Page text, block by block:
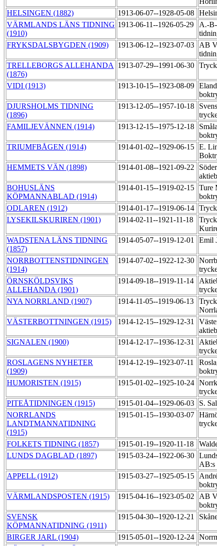
HELSINGEN (1882)
1913-06-07--1928-05-08
VÄRMLANDS LÄNS TIDNING
(1910)
1913-06-11--1926-05-29
A.-
FRYKSDALSBYGDEN (1909)
1913-06-12--1923-07-03
AB
TRELLEBORGS ALLEHANDA
(1876)
1913-07-29--1991-06-30
VIDI (1913) 1913-10-15--1923-08-09
DJURSHOLMS TIDNING
(1896)
1913-12-05--1957-10-18
FAMILJEVÄNNEN (1914)
1913-12-15--1975-12-18
TRIUMFBÅGEN (1914)
1914-01-02--1929-06-15 E.
HEMMETS VÄN (1898)
1914-01-08--1921-09-22
BOHUSLÄNS
KÖPMANNABLAD (1914)
1914-01-15--1919-02-15 Ture
ODLAREN (1912)
1914-01-17--1919-06-14
LYSEKILSKURIREN (1901)
1914-02-11--1921-11-18
WADSTENA LÄNS TIDNING
(1857)
1914-05-07--1919-12-01 Emil
NORRBOTTENSTIDNINGEN
(1914)
1914-07-02--1922-12-30
ÖRNSKÖLDSVIKS
ALLEHANDA (1901)
1914-09-18--1919-11-14
NYA NORRLAND (1907)
1914-11-05--1919-06-13
VÄSTERBOTTNINGEN (1915)
1914-12-15--1929-12-31
SIGNALEN (1900)
1914-12-17--1936-12-31
ROSLAGENS NYHETER
(1909)
1914-12-19--1923-07-11
HUMORISTEN (1915)
1915-01-02--1925-10-24
PITEÅTIDNINGEN (1915)
1915-01-04--1929-06-03
S.
NORRLANDS
LANDTMANNATIDNING
(1915)
1915-01-15--1930-03-07
FOLKETS TIDNING (1857) 1915-01-19--1920-11-18
LUNDS DAGBLAD (1897)
1915-03-24--1922-06-30
APPELL (1912)
1915-03-27--1925-05-15
VÄRMLANDSPOSTEN (1915)
1915-04-16--1923-05-02
AB
SVENSK
KÖPMANNATIDNING (1911)
1915-04-30--1920-12-21
BIRGER JARL (1904) 1915-05-01--1920-12-24